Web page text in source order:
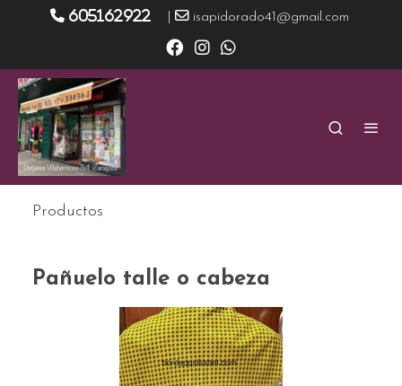
605162922 isapidorado41@gmail.com
Productos
Pañuelo talle o cabeza